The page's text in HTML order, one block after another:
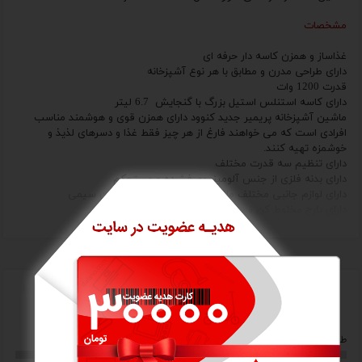
مشخصات
غذاساز و همزن کاسه دار حرفه ای
دارای طراحی مدرن و مطابق با هر نوع آشپزخانه
قدرت 1200 وات
دارای کاسه استنلس استیل بزرگ با گنجایش 6.7 لیتر
ماشین آشپزخانه پریمیر جدید کنوود دارای همزن قوی و هوشمند مناسب
افرادی است که می خواهند فارغ از هر چیز فقط غذا و دسرهای لذیذ و
خوشمزه تهیه کنند.
دارای تنظیم سه قدرت مختلف
دارای بدنه فلزی از جنس آلومینیوم فشرده و مستحکم
دارای لوازم جانبی مختلف مانند: خمیرزن، همزن
، همزن سیمی
دارای پارچ مخلوط کن و سری چرخ گوشت
دارای کنترل الکترونیکی سرعت
قطعات با قابلیت شستشو در ماشین ظرفشویی
دارای محافظ ضد پخش شدن مواد
دارای عملکرد حرفه ای
دارای عملکردهای : خردکردن، همزن، اسلایسر، آسیاب کردن، مخلوط کردن،
افشره گیری، چرخ گوشت و ...
(با قابلیت اضافه کردن قطعات مخصوص هر عملکرد که هر قطعه به صورت
جداگانه عرضه می شود)
امتیاز کاربران
طراحی0/5 ارزش خرید0/5